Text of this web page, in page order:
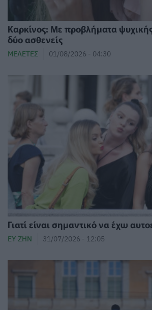
Καρκίνος: Με προβλήματα
δύο ασθενείς
ΜΕΛΈΤΕΣ 01/08/2026 - 04:30
Γιατί είναι σημαντικό να έχω
ΕΥ ΖΗΝ 31/07/2026 - 12:05